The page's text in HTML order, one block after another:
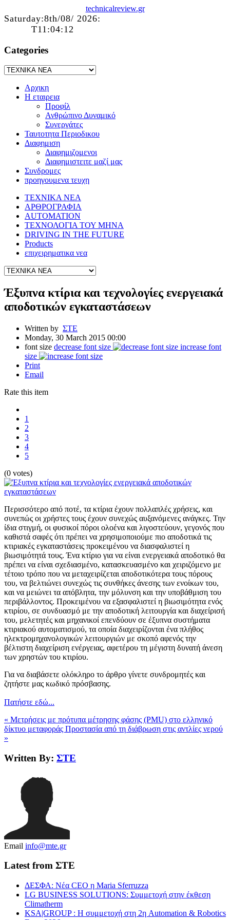
technicalreview.gr
Saturday:8th/08/ 2026:
T11:04:12
Categories
Αρχικη
Η εταιρεια
Προφίλ
Ανθρώπινο Δυναμικό
Συνεργάτες
Ταυτοτητα Περιοδικου
Διαφημιση
Διαφημιζομενοι
Διαφημιστειτε μαζί μας
Συνδρομες
προηγουμενα τευχη
ΤΕΧΝΙΚΑ ΝΕΑ
ΑΡΘΡΟΓΡΑΦΙΑ
AUTOMATION
ΤΕΧΝΟΛΟΓΙΑ ΤΟΥ ΜΗΝΑ
DRIVING IN THE FUTURE
Products
επιχειρηματικα νεα
Έξυπνα κτίρια και τεχνολογίες ενεργειακά
αποδοτικών εγκαταστάσεων
Written by ΣΤΕ
Monday, 30 March 2015 00:00
font size decrease font size
increase font
size
Print
Email
Rate this item
1
2
3
4
5
(0 votes)
Περισσότερο από ποτέ, τα κτίρια έχουν πολλαπλές χρήσεις, και
συνεπώς οι χρήστες τους έχουν συνεχώς αυξανόμενες ανάγκες. Την
ίδια στιγμή, οι φυσικοί πόροι ολοένα και λιγοστεύουν, γεγονός που
καθιστά σαφές ότι πρέπει να χρησιμοποιούμε πιο αποδοτικά τις
κτιριακές εγκαταστάσεις προκειμένου να διασφαλιστεί η
βιωσιμότητά τους. Ένα κτίριο για να είναι ενεργειακά αποδοτικό θα
πρέπει να είναι σχεδιασμένο, κατασκευασμένο και χειριζόμενο με
τέτοιο τρόπο που να μεταχειρίζεται αποδοτικότερα τους πόρους
του, να βελτιώνει συνεχώς τις συνθήκες άνεσης των ενοίκων του,
και να μειώνει τα απόβλητα, την μόλυνση και την υποβάθμιση του
περιβάλλοντος. Προκειμένου να εξασφαλιστεί η βιωσιμότητα ενός
κτιρίου, σε συνδυασμό με την αποδοτική λειτουργία και διαχείρισή
του, μελετητές και μηχανικοί επενδύουν σε έξυπνα συστήματα
κτιριακού αυτοματισμού, τα οποία διαχειρίζονται ένα πλήθος
ηλεκτρομηχανολογικών λειτουργιών με σκοπό αφενός την
βέλτιστη διαχείριση ενέργειας, αφετέρου τη μέγιστη δυνατή άνεση
των χρηστών του κτιρίου.
Για να διαβάσετε ολόκληρο το άρθρο γίνετε συνδρομητές και
ζητήστε μας κωδικό πρόσβασης.
Πατήστε εδώ...
« Μετρήσεις με πρότυπα μέτρησης φάσης (PMU) στο ελληνικό
δίκτυο μεταφοράς Προστασία από τη διάβρωση στις αντλίες νερού
»
Written By: ΣΤΕ
Email info@mte.gr
Latest from ΣΤΕ
ΔΕΣΦΑ: Νέα CEO η Maria Sferruzza
LG BUSINESS SOLUTIONS: Συμμετοχή στην έκθεση
Climatherm
KSA|GROUP : Η συμμετοχή στη 2η Automation & Robotics